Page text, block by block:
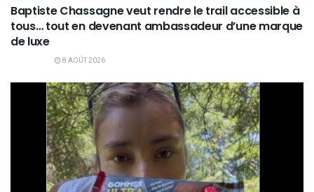
Baptiste Chassagne veut rendre le trail accessible à
tous… tout en devenant ambassadeur d’une marque
de luxe
8 AOÛT 2026